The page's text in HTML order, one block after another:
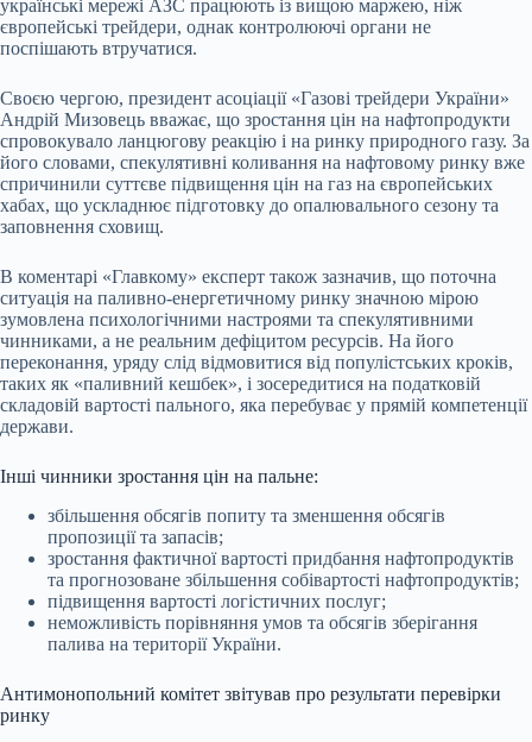
українські мережі АЗС працюють із вищою маржею, ніж
європейські трейдери, однак контролюючі органи не
поспішають втручатися.
Своєю чергою, президент асоціації «Газові трейдери України»
Андрій Мизовець вважає, що зростання цін на нафтопродукти
спровокувало ланцюгову реакцію і на ринку природного газу. За
його словами, спекулятивні коливання на нафтовому ринку вже
спричинили суттєве підвищення цін на газ на європейських
хабах, що ускладнює підготовку до опалювального сезону та
заповнення сховищ.
В коментарі «Главкому» експерт також зазначив, що поточна
ситуація на паливно-енергетичному ринку значною мірою
зумовлена психологічними настроями та спекулятивними
чинниками, а не реальним дефіцитом ресурсів. На його
переконання, уряду слід відмовитися від популістських кроків,
таких як «паливний кешбек», і зосередитися на податковій
складовій вартості пального, яка перебуває у прямій компетенції
держави.
Інші чинники зростання цін на пальне:
збільшення обсягів попиту та зменшення обсягів
пропозиції та запасів;
зростання фактичної вартості придбання нафтопродуктів
та прогнозоване збільшення собівартості нафтопродуктів;
підвищення вартості логістичних послуг;
неможливість порівняння умов та обсягів зберігання
палива на території України.
Антимонопольний комітет звітував про результати перевірки
ринку